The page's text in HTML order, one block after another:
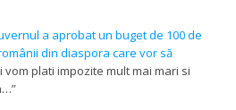
a aprobat un buget de 100 de
din diaspora care vor să
vom plati impozite mult mai mari si
”